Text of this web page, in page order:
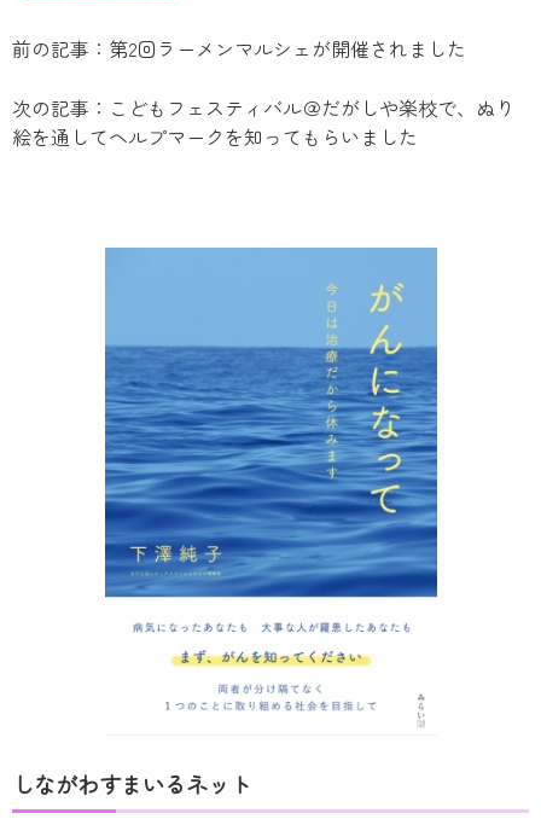
前の記事：第2回ラーメンマルシェが開催されました
次の記事：こどもフェスティバル＠だがしや楽校で、ぬり
絵を通してヘルプマークを知ってもらいました
しながわすまいるネット